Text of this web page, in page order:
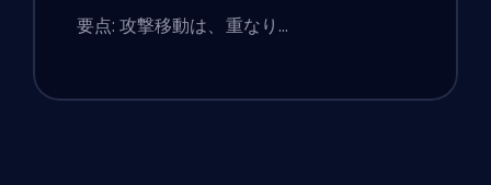
要点: 攻撃移動は、重なり…